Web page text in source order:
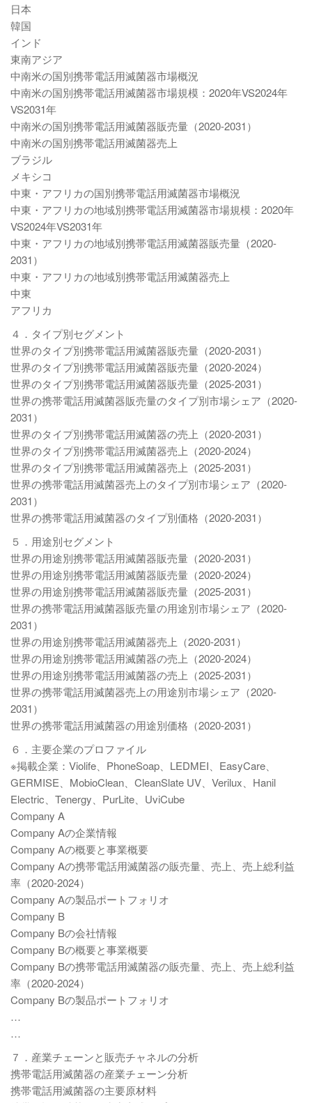
日本
韓国
インド
東南アジア
中南米の国別携帯電話用滅菌器市場概況
中南米の国別携帯電話用滅菌器市場規模：2020年VS2024年
VS2031年
中南米の国別携帯電話用滅菌器販売量（2020-2031）
中南米の国別携帯電話用滅菌器売上
ブラジル
メキシコ
中東・アフリカの国別携帯電話用滅菌器市場概況
中東・アフリカの地域別携帯電話用滅菌器市場規模：2020年
VS2024年VS2031年
中東・アフリカの地域別携帯電話用滅菌器販売量（2020-
2031）
中東・アフリカの地域別携帯電話用滅菌器売上
中東
アフリカ
４．タイプ別セグメント
世界のタイプ別携帯電話用滅菌器販売量（2020-2031）
世界のタイプ別携帯電話用滅菌器販売量（2020-2024）
世界のタイプ別携帯電話用滅菌器販売量（2025-2031）
世界の携帯電話用滅菌器販売量のタイプ別市場シェア（2020-
2031）
世界のタイプ別携帯電話用滅菌器の売上（2020-2031）
世界のタイプ別携帯電話用滅菌器売上（2020-2024）
世界のタイプ別携帯電話用滅菌器売上（2025-2031）
世界の携帯電話用滅菌器売上のタイプ別市場シェア（2020-
2031）
世界の携帯電話用滅菌器のタイプ別価格（2020-2031）
５．用途別セグメント
世界の用途別携帯電話用滅菌器販売量（2020-2031）
世界の用途別携帯電話用滅菌器販売量（2020-2024）
世界の用途別携帯電話用滅菌器販売量（2025-2031）
世界の携帯電話用滅菌器販売量の用途別市場シェア（2020-
2031）
世界の用途別携帯電話用滅菌器売上（2020-2031）
世界の用途別携帯電話用滅菌器の売上（2020-2024）
世界の用途別携帯電話用滅菌器の売上（2025-2031）
世界の携帯電話用滅菌器売上の用途別市場シェア（2020-
2031）
世界の携帯電話用滅菌器の用途別価格（2020-2031）
６．主要企業のプロファイル
※掲載企業：Violife、PhoneSoap、LEDMEI、EasyCare、
GERMISE、MobioClean、CleanSlate UV、Verilux、Hanil
Electric、Tenergy、PurLite、UviCube
Company A
Company Aの企業情報
Company Aの概要と事業概要
Company Aの携帯電話用滅菌器の販売量、売上、売上総利益
率（2020-2024）
Company Aの製品ポートフォリオ
Company B
Company Bの会社情報
Company Bの概要と事業概要
Company Bの携帯電話用滅菌器の販売量、売上、売上総利益
率（2020-2024）
Company Bの製品ポートフォリオ
…
…
７．産業チェーンと販売チャネルの分析
携帯電話用滅菌器の産業チェーン分析
携帯電話用滅菌器の主要原材料